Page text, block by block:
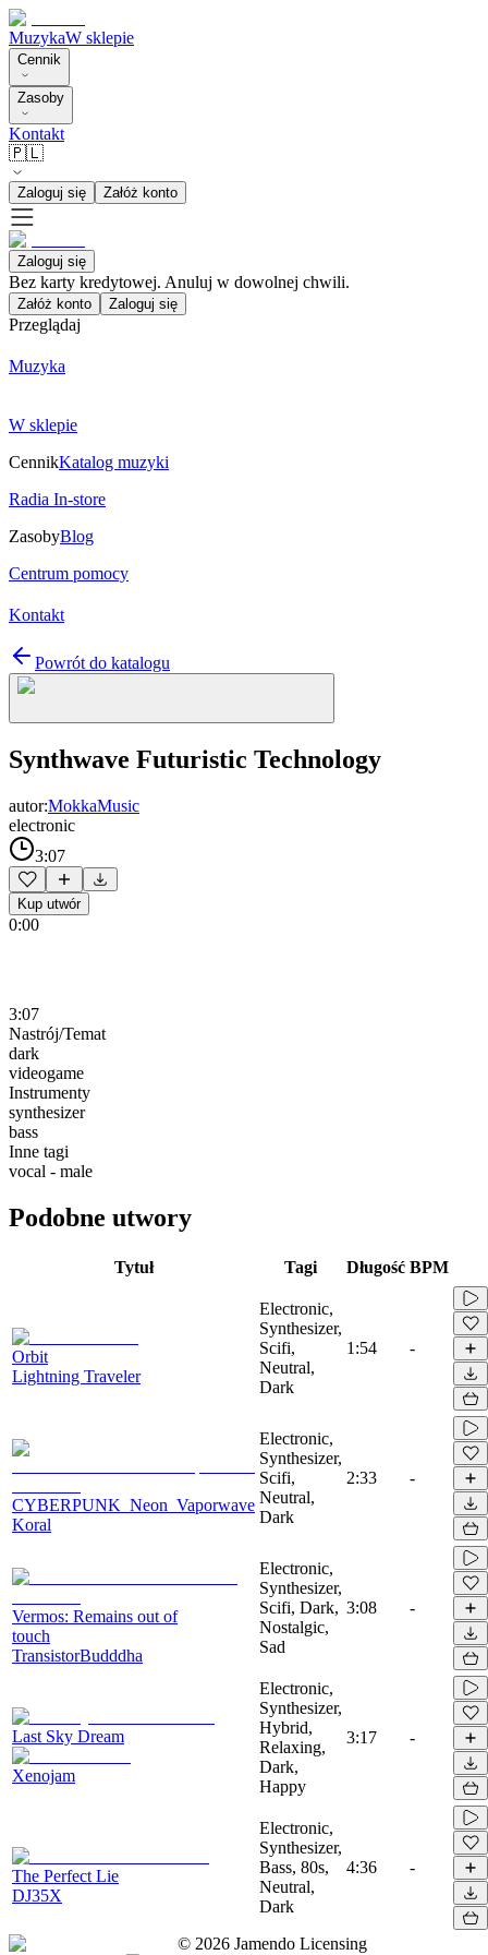
MuzykaW sklepie
Cennik
Zasoby
Kontakt
🇵🇱
Zaloguj się Załóż konto
Zaloguj się
Bez karty kredytowej. Anuluj w dowolnej chwili.
Załóż konto Zaloguj się
Przeglądaj
Muzyka
W sklepie
CennikKatalog muzyki
Radia In-store
ZasobyBlog
Centrum pomocy
Kontakt
Powrót do katalogu
Synthwave Futuristic Technology
autor:MokkaMusic
electronic
3:07
Kup utwór
0:00
3:07
Nastrój/Temat
dark
videogame
Instrumenty
synthesizer
bass
Inne tagi
vocal - male
Podobne utwory
Tytuł Tagi Długość BPM
Orbit
Lightning Traveler
Electronic,
Synthesizer,
Scifi,
Neutral,
Dark
1:54 -
CYBERPUNK_Neon_Vaporwave
Koral
Electronic,
Synthesizer,
Scifi,
Neutral,
Dark
2:33 -
Vermos: Remains out of
touch
TransistorBudddha
Electronic,
Synthesizer,
Scifi, Dark,
Nostalgic,
Sad
3:08 -
Last Sky Dream
Xenojam
Electronic,
Synthesizer,
Hybrid,
Relaxing,
Dark,
Happy
3:17 -
The Perfect Lie
DJ35X
Electronic,
Synthesizer,
Bass, 80s,
Neutral,
Dark
4:36 -
© 2026 Jamendo Licensing